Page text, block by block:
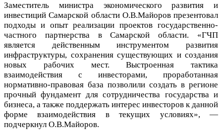
Заместитель министра экономического развития и
инвестиций Самарской области О.В.Майоров презентовал
подходы и опыт реализации проектов государственно-
частного партнерства в Самарской области. «ГЧП
является действенным инструментом развития
инфраструктуры, сохранения существующих и создания
новых рабочих мест. Выстроенная тактика
взаимодействия с инвесторами, проработанная
нормативно-правовая база позволили создать в регионе
прочный фундамент для сотрудничества государства и
бизнеса, а также поддержать интерес инвесторов к данной
форме взаимодействия в текущих условиях», —
подчеркнул О.В.Майоров.